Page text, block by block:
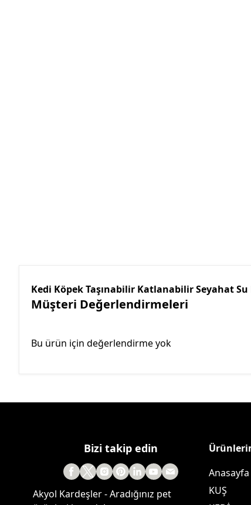
Kedi Köpek Taşınabilir Katlanabilir Seyahat Su
Müşteri Değerlendirmeleri
Bu ürün için değerlendirme yok
Bizi takip edin
Akyol Kardeşler - Aradığınız pet
Anasayfa
KUŞ